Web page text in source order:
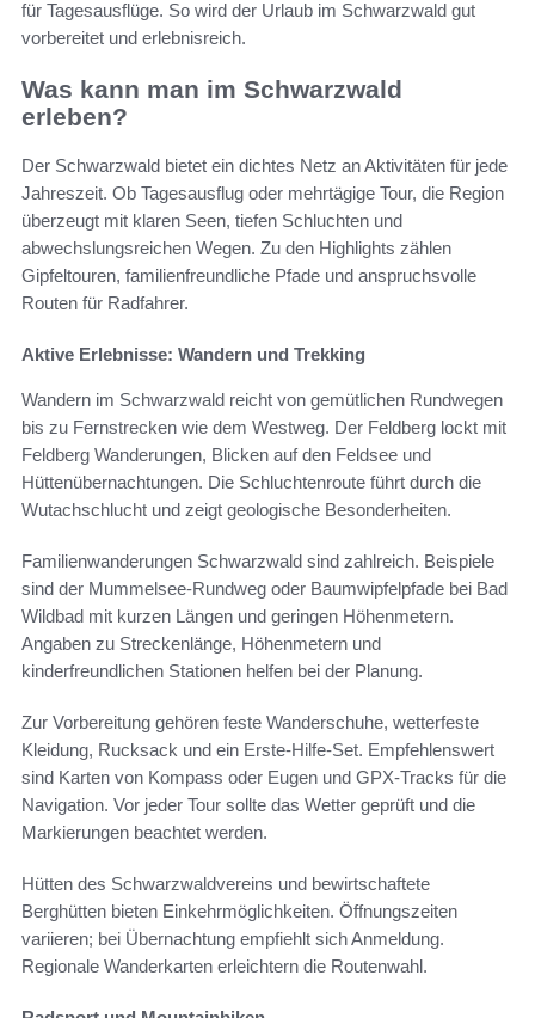
für Tagesausflüge. So wird der Urlaub im Schwarzwald gut
vorbereitet und erlebnisreich.
Was kann man im Schwarzwald
erleben?
Der Schwarzwald bietet ein dichtes Netz an Aktivitäten für jede
Jahreszeit. Ob Tagesausflug oder mehrtägige Tour, die Region
überzeugt mit klaren Seen, tiefen Schluchten und
abwechslungsreichen Wegen. Zu den Highlights zählen
Gipfeltouren, familienfreundliche Pfade und anspruchsvolle
Routen für Radfahrer.
Aktive Erlebnisse: Wandern und Trekking
Wandern im Schwarzwald reicht von gemütlichen Rundwegen
bis zu Fernstrecken wie dem Westweg. Der Feldberg lockt mit
Feldberg Wanderungen, Blicken auf den Feldsee und
Hüttenübernachtungen. Die Schluchtenroute führt durch die
Wutachschlucht und zeigt geologische Besonderheiten.
Familienwanderungen Schwarzwald sind zahlreich. Beispiele
sind der Mummelsee-Rundweg oder Baumwipfelpfade bei Bad
Wildbad mit kurzen Längen und geringen Höhenmetern.
Angaben zu Streckenlänge, Höhenmetern und
kinderfreundlichen Stationen helfen bei der Planung.
Zur Vorbereitung gehören feste Wanderschuhe, wetterfeste
Kleidung, Rucksack und ein Erste-Hilfe-Set. Empfehlenswert
sind Karten von Kompass oder Eugen und GPX-Tracks für die
Navigation. Vor jeder Tour sollte das Wetter geprüft und die
Markierungen beachtet werden.
Hütten des Schwarzwaldvereins und bewirtschaftete
Berghütten bieten Einkehrmöglichkeiten. Öffnungszeiten
variieren; bei Übernachtung empfiehlt sich Anmeldung.
Regionale Wanderkarten erleichtern die Routenwahl.